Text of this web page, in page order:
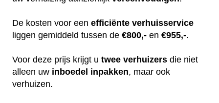
De kosten voor een efficiënte verhuisservice
liggen gemiddeld tussen de €800,- en €955,-.
Voor deze prijs krijgt u twee verhuizers die niet
alleen uw inboedel inpakken, maar ook
verhuizen.